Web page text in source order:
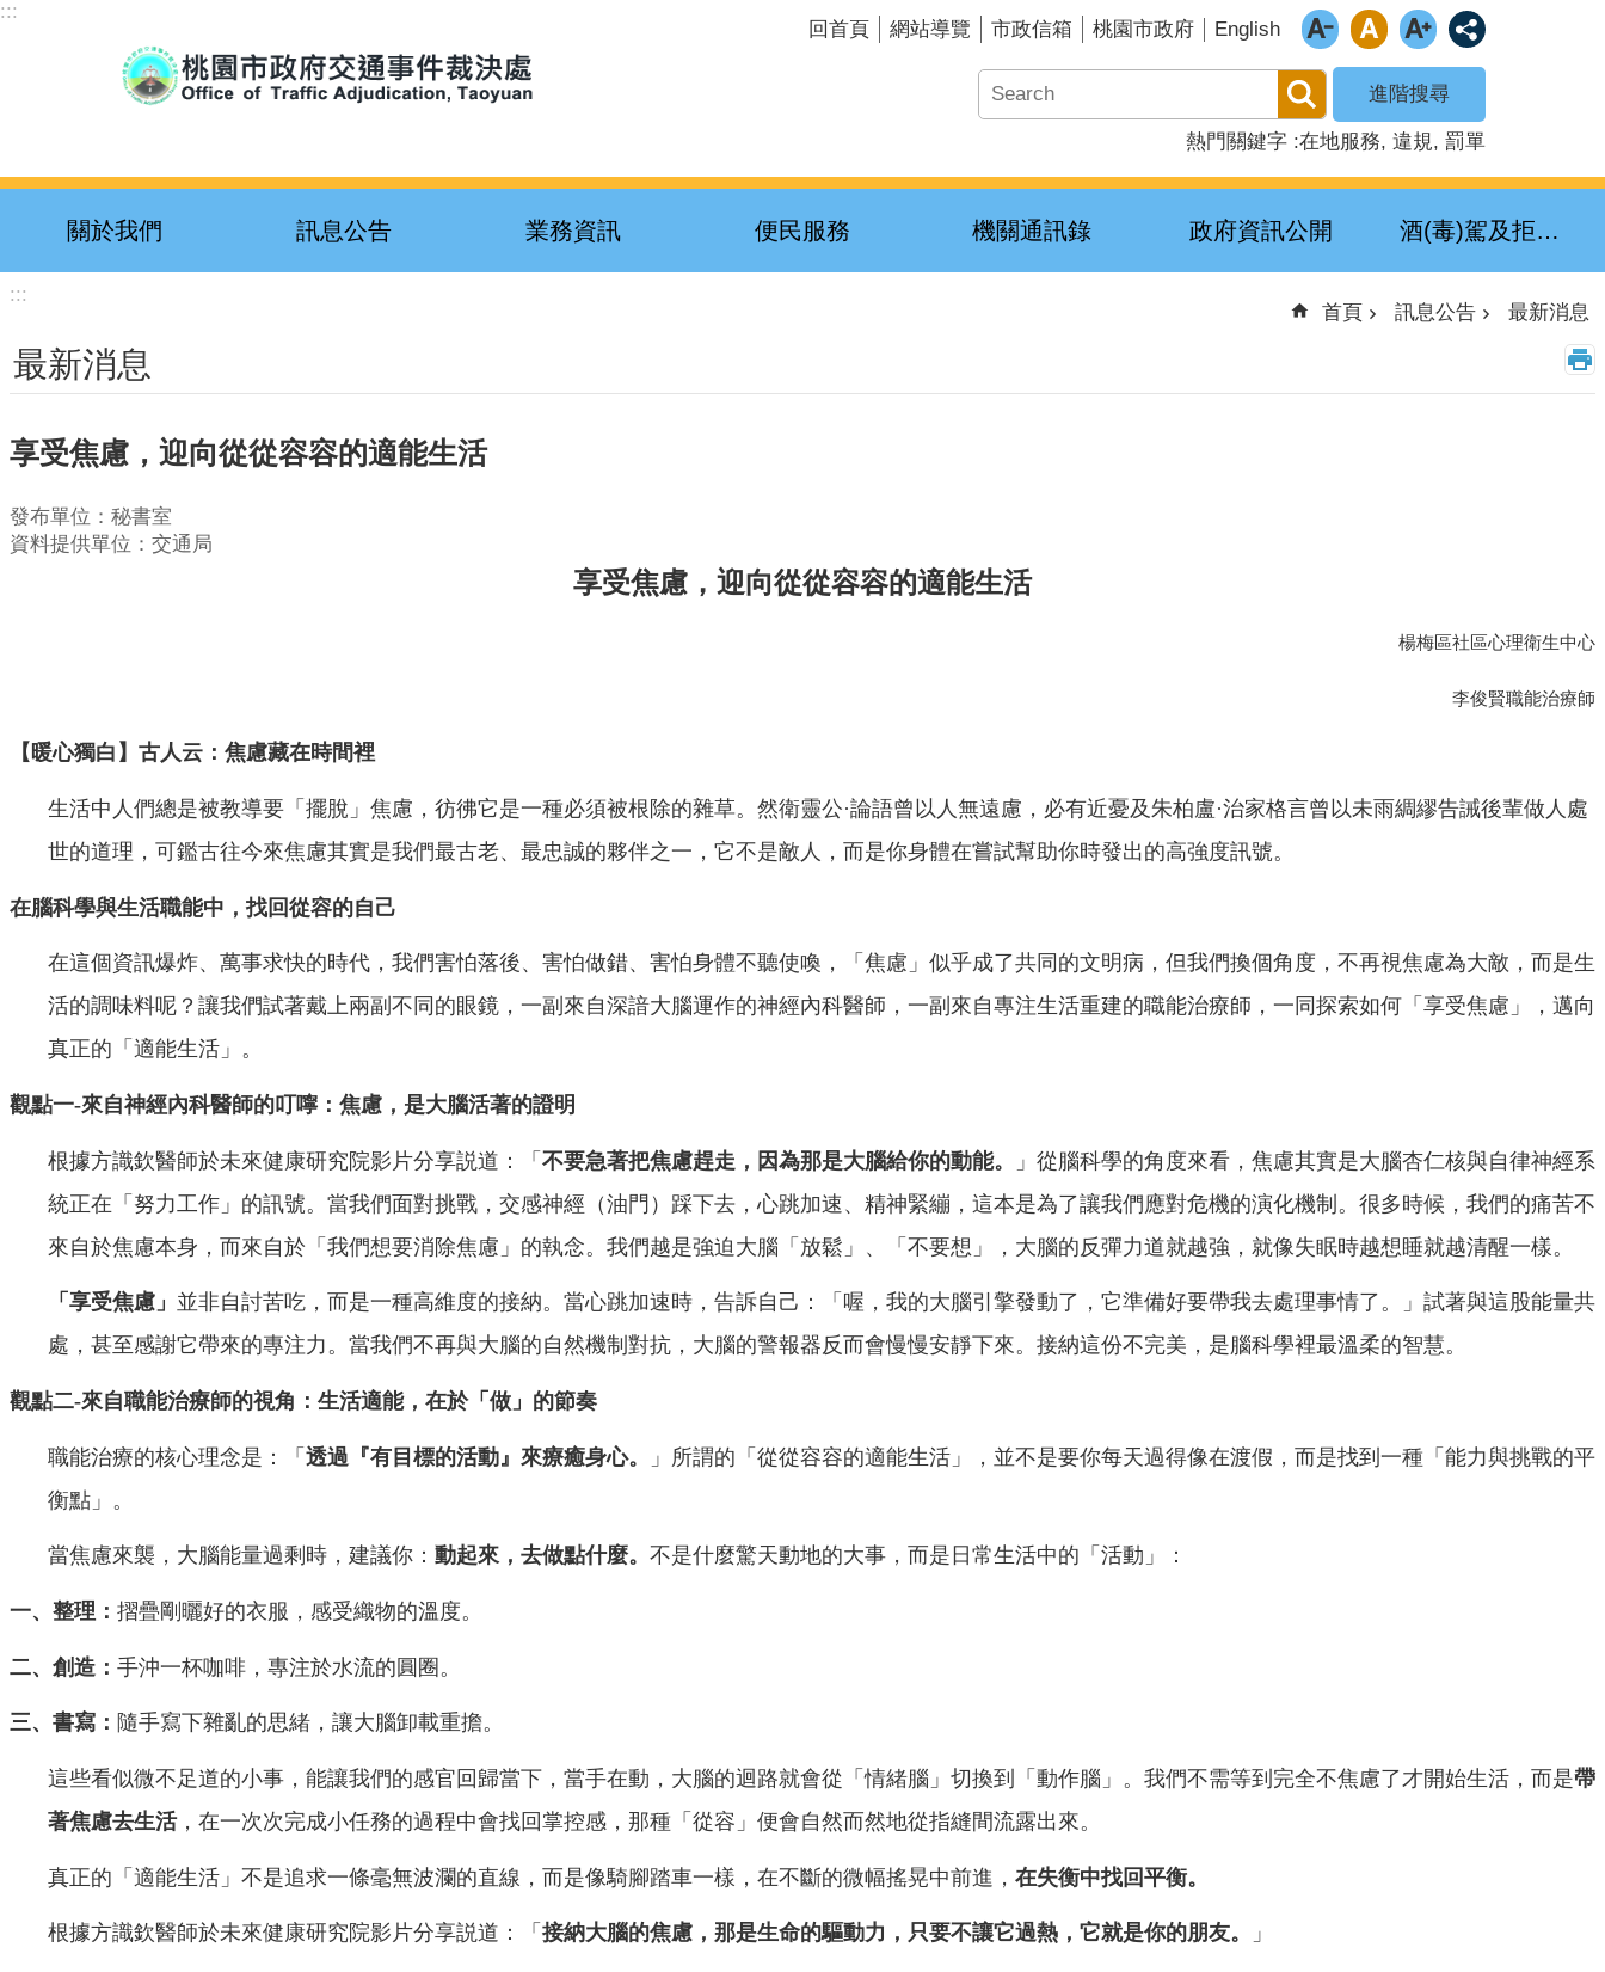
跳到主要內容區塊
:::
回首頁 網站導覽 市政信箱 桃園市政府 English
進階搜尋
熱門關鍵字 在地服務 違規 罰單
關於我們 訊息公告 業務資訊 便民服務 機關通訊錄 政府資訊公開 酒(毒)駕及拒測累犯公布專區
:::
首頁 訊息公告 最新消息
最新消息
享受焦慮，迎向從從容容的適能生活
發布單位：秘書室
資料提供單位：交通局
享受焦慮，迎向從從容容的適能生活
楊梅區社區心理衛生中心
李俊賢職能治療師
【暖心獨白】古人云：焦慮藏在時間裡
生活中人們總是被教導要「擺脫」焦慮，彷彿它是一種必須被根除的雜草。然衛靈公·論語曾以人無遠慮，必有近憂及朱柏盧·治家格言曾以未雨綢繆告誡後輩做人處
世的道理，可鑑古往今來焦慮其實是我們最古老、最忠誠的夥伴之一，它不是敵人，而是你身體在嘗試幫助你時發出的高強度訊號。
在腦科學與生活職能中，找回從容的自己
在這個資訊爆炸、萬事求快的時代，我們害怕落後、害怕做錯、害怕身體不聽使喚，「焦慮」似乎成了共同的文明病，但我們換個角度，不再視焦慮為大敵，而是生
活的調味料呢？ 讓我們試著戴上兩副不同的眼鏡，一副來自深諳大腦運作的神經內科醫師 ，一副來自專注生活重建的職能治療師，一同探索如何「享受焦慮」，邁向
真正的「適能生活」。
觀點一-來自神經內科醫師的叮嚀：焦慮，是大腦活著的證明
根據方識欽醫師於未來健康研究院影片分享説道：「 不要急著把焦慮趕走， 因為那是大腦給你的動能。 」 從腦科學的角度來看，焦慮其實是大腦杏仁核與自律神經系
統正在「努力工作」的訊號。當我們面對挑戰，交感神經（油門）踩下去，心跳加速、精神緊繃，這本是為了讓我們應對危機的演化機制。 很多時候，我們的痛苦不
來自於焦慮本身，而來自於「我們想要消除焦慮 」的執念。我們越是強迫大腦「放鬆」、「不要想」，大腦的反彈力道就越強，就像失眠時越想睡就越清醒一樣。
「享受焦慮」 並非自討苦吃，而是一種高維度的接納。當心跳加速時，告訴自己：「喔，我的大腦引擎發動了，它準備好要帶我去處理事情了。」試著與這股能量共
處，甚至感謝它帶來的專注力。當我們不再與大腦的自然機制對抗 ，大腦的警報器反而會慢慢安靜下來。接納這份不完美，是腦科學裡最溫柔的智慧。
觀點二-來自職能治療師的視角：生活適能，在於「做」的節奏
職能治療的核心理念是：「 透過『有目標的活動』來療癒身心。 」所謂的「 從從容容的適能生活」，並不是要你每天過得像在渡假，而是找到一種「能力與挑戰的平
衡點」。
當焦慮來襲，大腦能量過剩時，建議你： 動起來，去做點什麼。 不是什麼驚天動地的大事，而是日常生活中的「活動」：
一、整理： 摺疊剛曬好的衣服，感受織物的溫度。
二、創造： 手沖一杯咖啡，專注於水流的圓圈。
三、書寫： 隨手寫下雜亂的思緒，讓大腦卸載重擔。
這些看似微不足道的小事，能讓我們的感官回歸當下，當手在動，大腦的迴路就會從「情緒腦」切換到「動作腦」。我們不需等到完全不焦慮了才開始生活，而是帶
著焦慮去生活，在一次次完成小任務的過程中會找回掌控感，那種 「從容」便會自然而然地從指縫間流露出來。
真正的「適能生活」不是追求一條毫無波瀾的直線，而是像騎腳踏車一樣 ，在不斷的微幅搖晃中前進， 在失衡中找回平衡。
根據方識欽醫師於未來健康研究院影片分享説道：「 接納大腦的焦慮，那是生命的驅動力，只要不讓它過熱，它就是你的朋友。 」